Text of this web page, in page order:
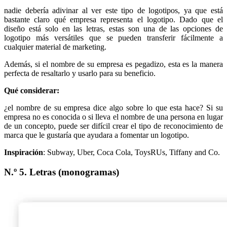
nadie debería adivinar al ver este tipo de logotipos, ya que está
bastante claro qué empresa representa el logotipo. Dado que el
diseño está solo en las letras, estas son una de las opciones de
logotipo más versátiles que se pueden transferir fácilmente a
cualquier material de marketing.
Además, si el nombre de su empresa es pegadizo, esta es la manera
perfecta de resaltarlo y usarlo para su beneficio.
Qué considerar:
¿el nombre de su empresa dice algo sobre lo que esta hace? Si su
empresa no es conocida o si lleva el nombre de una persona en lugar
de un concepto, puede ser difícil crear el tipo de reconocimiento de
marca que le gustaría que ayudara a fomentar un logotipo.
Inspiración: Subway, Uber, Coca Cola, ToysRUs, Tiffany and Co.
N.º 5. Letras (monogramas)